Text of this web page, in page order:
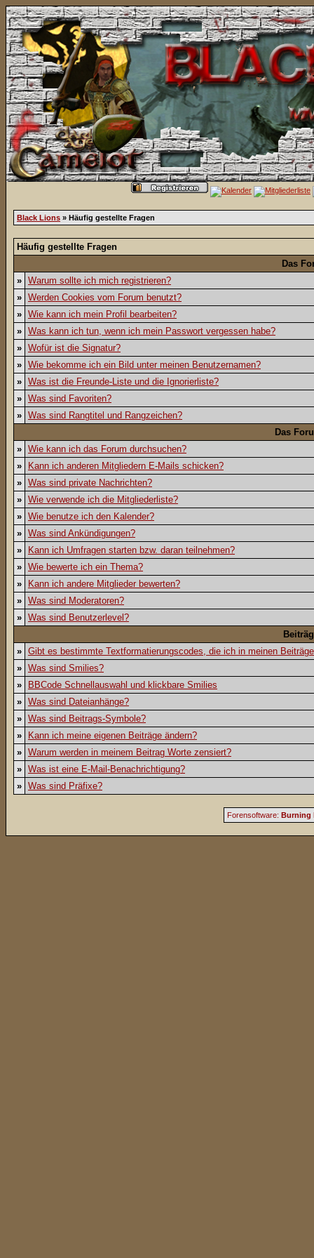
Black Lions » Häufig gestellte Fragen
Häufig gestellte Fragen
Das
» Warum sollte ich mich registrieren?
» Werden Cookies vom Forum benutzt?
» Wie kann ich mein Profil bearbeiten?
» Was kann ich tun, wenn ich mein Passwort vergessen habe?
» Wofür ist die Signatur?
» Wie bekomme ich ein Bild unter meinen Benutzernamen?
» Was ist die Freunde-Liste und die Ignorierliste?
» Was sind Favoriten?
» Was sind Rangtitel und Rangzeichen?
Das
» Wie kann ich das Forum durchsuchen?
»
Kann ich anderen Mitgliedern E-Mails schicken?
» Was sind private Nachrichten?
» Wie verwende ich die Mitgliederliste?
» Wie benutze ich den Kalender?
» Was sind Ankündigungen?
»
Kann ich Umfragen starten bzw. daran teilnehmen?
» Wie bewerte ich ein Thema?
»
Kann ich andere Mitglieder bewerten?
» Was sind Moderatoren?
» Was sind Benutzerlevel?
» Gibt es bestimmte Textformatierungscodes, die ich in meinen
» Was sind Smilies?
»
BBCode Schnellauswahl und klickbare Smilies
» Was sind Dateianhänge?
» Was sind Beitrags-Symbole?
»
Kann ich meine eigenen Beiträge ändern?
» Warum werden in meinem Beitrag Worte zensiert?
» Was ist eine E-Mail-Benachrichtigung?
» Was sind Präfixe?
Forensoftware: Burning